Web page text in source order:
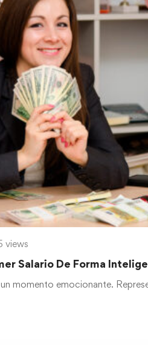
views
Salario De Forma
un momento emocionante.